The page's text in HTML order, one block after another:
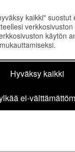
kaikki" suostut
käytön
Hyväksy kaikki
ei-
katsomia